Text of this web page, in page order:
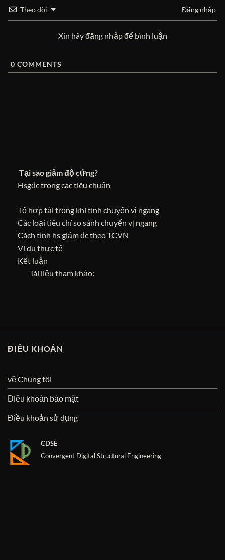
Theo dõi Đăng nhập
Xin hãy đăng nhập để bình luận
0 COMMENTS
Tại sao giảm độ cứng?
Hsgđc trong các tiêu chuẩn
Tổ hợp tải trọng khi tính chuyển vị ngang
Các loại tiêu chí so sánh chuyển vị ngang
Cách tính hs giảm đc theo TCVN
Ví dụ thực tế
Kết luận
Tài liệu tham khảo:
ĐIỀU KHOẢN
về Chúng tôi
Điều khoản bảo mật
Điều khoản sử dụng
CDSE
Convergent Digital Structural Engineering